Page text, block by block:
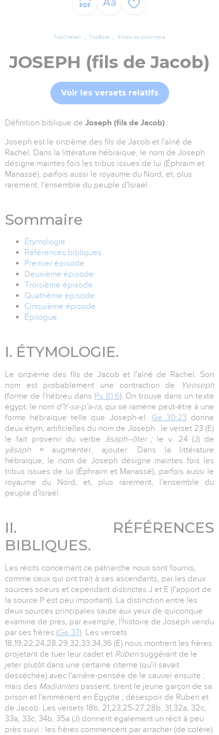
TopChrétien TopBible Entrée de dictionnaire
JOSEPH (fils de Jacob)
Voir les versets relatifs
Définition biblique de Joseph (fils de Jacob) :
Joseph est le onzième des fils de Jacob et l'aîné de
Rachel. Dans la littérature hébraïque, le nom de Joseph
désigne maintes fois les tribus issues de lui (Éphraïm et
Manassé), parfois aussi le royaume du Nord, et, plus
rarement, l'ensemble du peuple d'Israël.
Sommaire
Étymologie
Références bibliques
Premier épisode
Deuxième épisode
Troisième épisode
Quatrième épisode
Cinquième épisode
Épilogue
I. ÉTYMOLOGIE.
Le onzième des fils de Jacob et l'aîné de Rachel. Son
nom est probablement une contraction de
Yeoseph
(forme de l'hébreu dans Ps 81:6). On trouve dans un texte
égypt, le nom d'Y-sa-p'a-ra, qui se ramène peut-être à une
forme hébraïque telle que Joseph-el. Ge 30:23 donne
deux étym, artificielles du nom de Joseph : le verset 23 (E)
le fait provenir du verbe âsaph--ôter ;
le v. 24 (J) de
yâsaph = augmenter, ajouter. Dans la littérature
hébraïque, le nom de Joseph désigne maintes fois les
tribus issues de lui (Éphraïm et Manassé), parfois aussi le
royaume du Nord, et, plus rarement, l'ensemble du
peuple d'Israël.
II. RÉFÉRENCES
BIBLIQUES.
Les récits concernant ce patriarche nous sont fournis,
comme ceux qui ont trait à ses ascendants, par les deux
sources soeurs et cependant distinctes J et E (l'apport de
la source P est peu important). La distinction entre les
deux sources principales saute aux yeux de quiconque
examine de près, par exemple, l'histoire de Joseph vendu
par ses frères (Ge 37). Les versets
18,19,22,24,28,29,32,33,34,36 (E) nous montrent les frères
projetant de tuer leur cadet et Ruben suggérant de le
jeter plutôt dans une certaine citerne (qu'il savait
desséchée) avec l'arrière-pensée de le sauver ensuite ;
mais des Madianites passent, tirent le jeune garçon de sa
prison et l'emmènent en Egypte ; désespoir de Ruben et
de Jacob. Les versets 18b, 21,23,25-27,28b, 31,32a, 32c,
33a, 33c, 34b, 35a (J) donnent également un récit à peu
près suivi : les frères commencent par arracher (de colère)